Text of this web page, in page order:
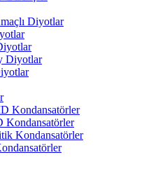
Diyotlar
Diyotlar
Kondansatörler
Kondansatörler
Kondansatörler